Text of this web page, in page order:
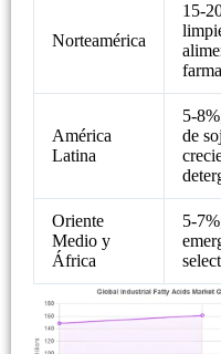
Norteamérica
15-
América
Latina
5-
de
Oriente
Medio y
África
5-